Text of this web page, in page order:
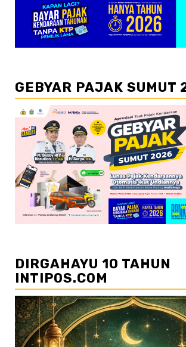
GEBYAR PAJAK SUMUT
DIRGAHAYU 10 TAHUN
INTIPOS.COM